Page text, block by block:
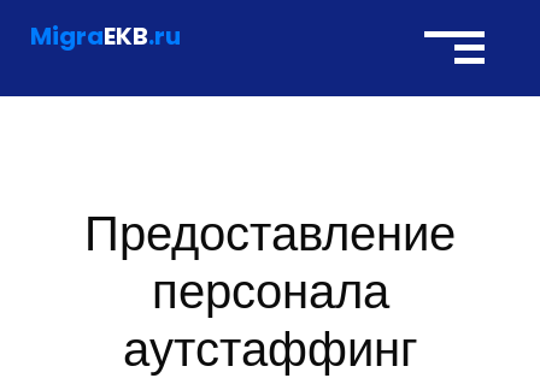
MigraEKB.ru
Предоставление
персонала
аутстаффинг